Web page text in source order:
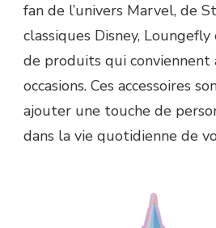
fan de l’univers Marvel, de
classiques Disney,
de produits qui conviennent
occasions. Ces accessoires
ajouter une touche de
dans la vie quotidienne de